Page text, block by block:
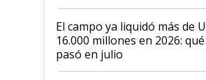
El campo ya liquidó más de
16.000 millones en 2026: qué
pasó en julio